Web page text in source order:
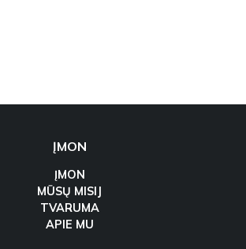
ĮMON
ĮMON
MŪSŲ MISIJ
TVARUMA
APIE MU